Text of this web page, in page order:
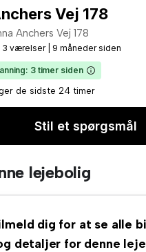
Vej 178
Anchers Vej 178
3 værelser 9 måneder siden
3 timer siden
de sidste 24 timer
Stil et spørgsmål
lejebolig
dig for at se alle
detaljer for denne
til din nye forstadsoase på
178! Dette charmerende 3-
og indbydende